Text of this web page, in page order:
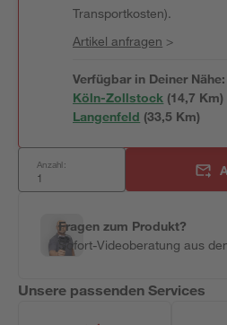
Transportkosten).
Artikel anfragen >
Verfügbar in Deiner Nähe:
Köln-Zollstock (14,7 Km)
Langenfeld (33,5 Km)
Anzahl:
Fragen zum Produkt?
Sofort-Videoberatung aus
Unsere passenden Services